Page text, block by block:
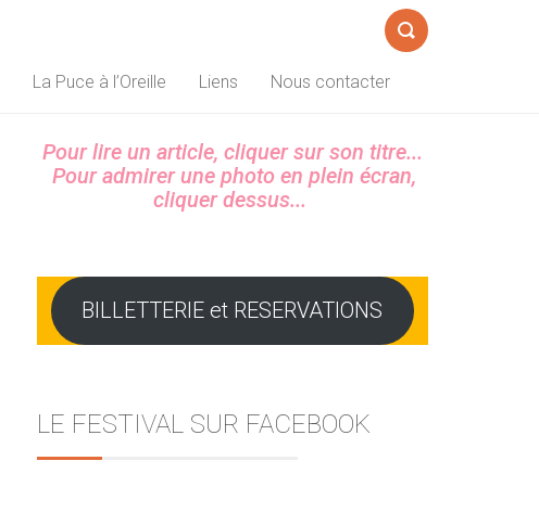
de
La Puce à l’Oreille Liens Nous contacter
Sidebar
Pour lire un article, cliquer sur son titre...
Pour admirer une photo en plein écran,
cliquer dessus...
BILLETTERIE et RESERVATIONS
LE FESTIVAL SUR FACEBOOK